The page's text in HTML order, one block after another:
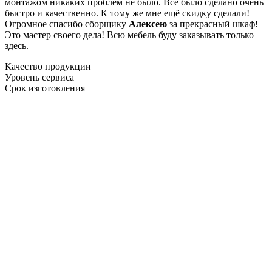
быстро и качественно. К тому же мне ещё скидку сделали!
Огромное спасибо сборщику Алексею за прекрасный шкаф!
Это мастер своего дела! Всю мебель буду заказывать только
здесь.
Качество продукции
Уровень сервиса
Срок изготовления